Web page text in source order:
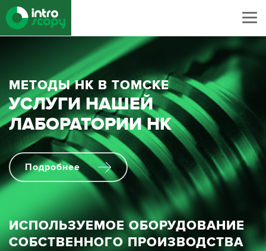
МЕТОДЫ НК В ТОМСКЕ
УСЛУГИ НАШЕЙ
ЛАБОРАТОРИИ НК
Подробнее
ИСПОЛЬЗУЕМОЕ ОБОРУДОВАНИЕ
СОБСТВЕННОГО ПРОИЗВОДСТВА